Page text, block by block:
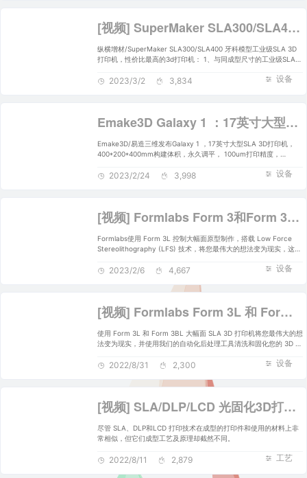
[视频] SuperMaker SLA300/SLA400 牙科模型工业级SLA 3D打印机
纵横增材/SuperMaker SLA300/SLA400 牙科模型工业级SLA 3D
打印机，性价比最高的3d打印机： 1、与同成型尺寸的工业级SLA设
部保持恒温恒湿，无需其他湿度设备；3、采用不锈钢网片成型拆卸
寸：400*400*350mm；
设备
2023/3/2 3,834
Emake3D Galaxy 1 ：17英寸大型SLA 3D打印机
Emake3D/易造三维发布Galaxy 1 ，17英寸大型SLA 3D打印机，
400*200*400mm构建体积，永久调平， 100um打印精度，
设备
2023/2/24 3,998
[视频] Formlabs Form 3和Form 3L介绍：搭载 Low Force Stereolithography (LFS) 技术
Formlabs使用 Form 3L 控制大幅面原型制作，搭载 Low Force
Stereolithography (LFS) 技术，将您最伟大的想法变为现实，这是
设备
2023/2/6 4,667
[视频] Formlabs Form 3L 和 Form 3BL 生态系统介绍
使用 Form 3L 和 Form 3BL 大幅面 SLA 3D 打印机将您最伟大的想
法变为现实，并使用我们的自动化后处理工具清洗和固化您的 3D 打
设备
2022/8/31 2,300
[视频] SLA/DLP/LCD 光固化3D打印的成型原理及区别
尽管 SLA、DLP和LCD 打印技术在成型的打印件和使用的材料上非
常相似，但它们成型工艺及原理却截然不同。
工艺
2022/8/11 2,879